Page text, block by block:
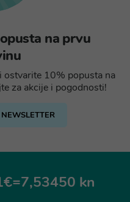
na prvu
ostvarite 10% popusta na
za akcije i pogodnosti!
kn